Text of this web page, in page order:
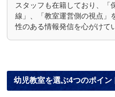
スタッフも在籍しており、「
線」、「教室運営側の視点」
性のある情報発信を心がけて
幼児教室を選ぶ4つのポイ